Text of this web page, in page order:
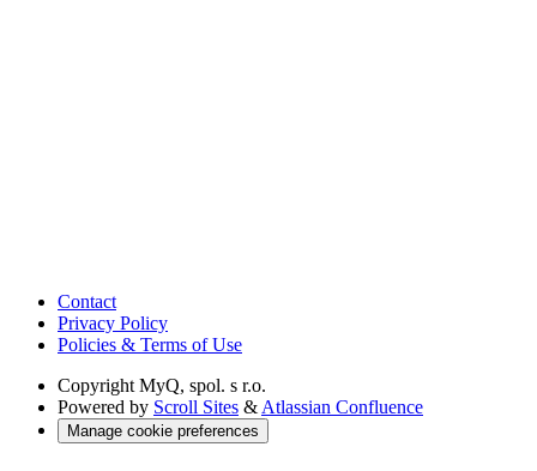
Contact
Privacy Policy
Policies & Terms of Use
Copyright MyQ, spol. s r.o.
Powered by Scroll Sites & Atlassian Confluence
Manage cookie preferences